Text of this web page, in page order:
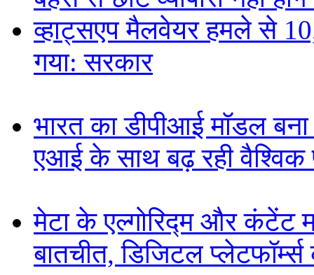
व्हाट्सएप मैलवेयर हमले से
गया: सरकार
भारत का डीपीआई मॉडल
एआई के साथ बढ़ रही वैश्विक
मेटा के एल्गोरिद्म और कंटेंट
बातचीत, डिजिटल प्लेटफॉर्म्स